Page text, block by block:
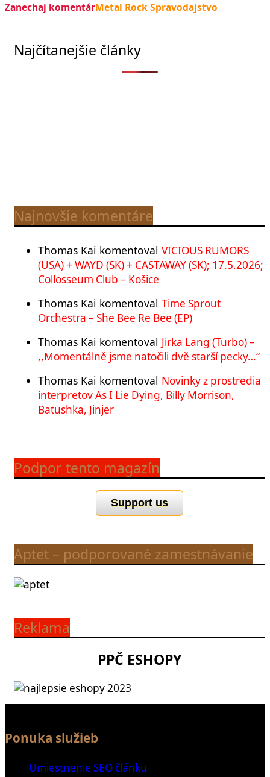
Zanechaj komentárMetal Rock Spravodajstvo
Najčítanejšie články
Najnovšie komentáre
Thomas Kai komentoval VICIOUS RUMORS
(USA) + WAYD (SK) + CASTAWAY (SK); 17.5.2026;
Collosseum Club – Košice
Thomas Kai komentoval Time Sprout
Orchestra – She Bee Re Bee (EP)
Thomas Kai komentoval Jirka Lang (Turbo) –
,,Momentálně jsme natočili dvě starší pecky…“
Thomas Kai komentoval Novinky z prostredia
interpretov As I Lie Dying, Billy Morrison,
Batushka, Jinjer
Podpor tento magazín
Support us
Aptet – podporované zamestnávanie
Reklama
PPČ ESHOPY
Ponuka služieb
Umiestnenie SEO článku